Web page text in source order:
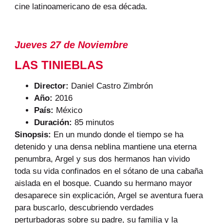
cine latinoamericano de esa década.
Jueves 27 de Noviembre
LAS TINIEBLAS
Director: Daniel Castro Zimbrón
Año: 2016
País: México
Duración: 85 minutos
Sinopsis: En un mundo donde el tiempo se ha
detenido y una densa neblina mantiene una eterna
penumbra, Argel y sus dos hermanos han vivido
toda su vida confinados en el sótano de una cabaña
aislada en el bosque. Cuando su hermano mayor
desaparece sin explicación, Argel se aventura fuera
para buscarlo, descubriendo verdades
perturbadoras sobre su padre, su familia y la